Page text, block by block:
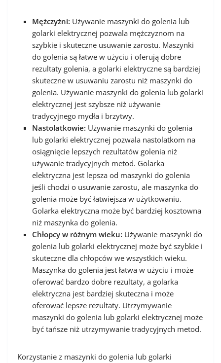
Mężczyźni: Używanie maszynki do golenia lub
golarki elektrycznej pozwala mężczyznom na
szybkie i skuteczne usuwanie zarostu. Maszynki
do golenia są łatwe w użyciu i oferują dobre
rezultaty golenia, a golarki elektryczne są bardziej
skuteczne w usuwaniu zarostu niż maszynki do
golenia. Używanie maszynki do golenia lub golarki
elektrycznej jest szybsze niż używanie
tradycyjnego mydła i brzytwy.
Nastolatkowie: Używanie maszynki do golenia
lub golarki elektrycznej pozwala nastolatkom na
osiągnięcie lepszych rezultatów golenia niż
używanie tradycyjnych metod. Golarka
elektryczna jest lepsza od maszynki do golenia
jeśli chodzi o usuwanie zarostu, ale maszynka do
golenia może być łatwiejsza w użytkowaniu.
Golarka elektryczna może być bardziej kosztowna
niż maszynka do golenia.
Chłopcy w różnym wieku: Używanie maszynki do
golenia lub golarki elektrycznej może być szybkie i
skuteczne dla chłopców we wszystkich wieku.
Maszynka do golenia jest łatwa w użyciu i może
oferować bardzo dobre rezultaty, a golarka
elektryczna jest bardziej skuteczna i może
oferować lepsze rezultaty. Utrzymywanie
maszynki do golenia lub golarki elektrycznej może
być tańsze niż utrzymywanie tradycyjnych metod.
Korzystanie z maszynki do golenia lub golarki